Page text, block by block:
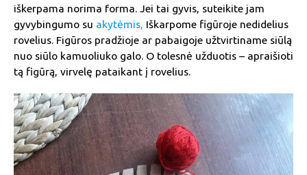
iškerpama norima forma. Jei tai gyvis, suteikite jam
gyvybingumo su akytėmis, Iškarpome figūroje nedidelius
rovelius. Figūros pradžioje ar pabaigoje užtvirtiname siūlą
nuo siūlo kamuoliuko galo. O tolesnė užduotis – apraišioti
tą figūrą, virvelę pataikant į rovelius.